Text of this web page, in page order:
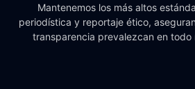
Mantenemos los más altos
periodística y reportaje ético,
transparencia prevalezcan en todo